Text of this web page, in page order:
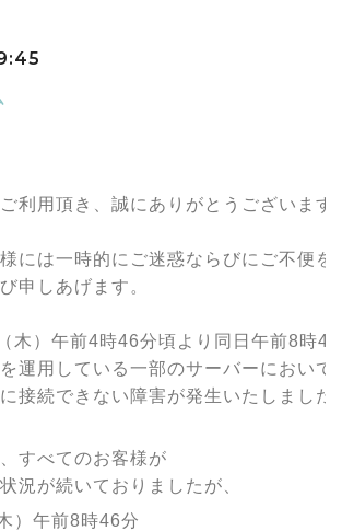
利用頂き、誠にありがとうございます
には一時的にご迷惑ならびにご不便を
申しあげます。
木）午前4時46分頃より同日午前8時
運用している一部のサーバーにおいて
接続できない障害が発生いたしました
すべてのお客様が
況が続いておりましたが、
）午前8時46分